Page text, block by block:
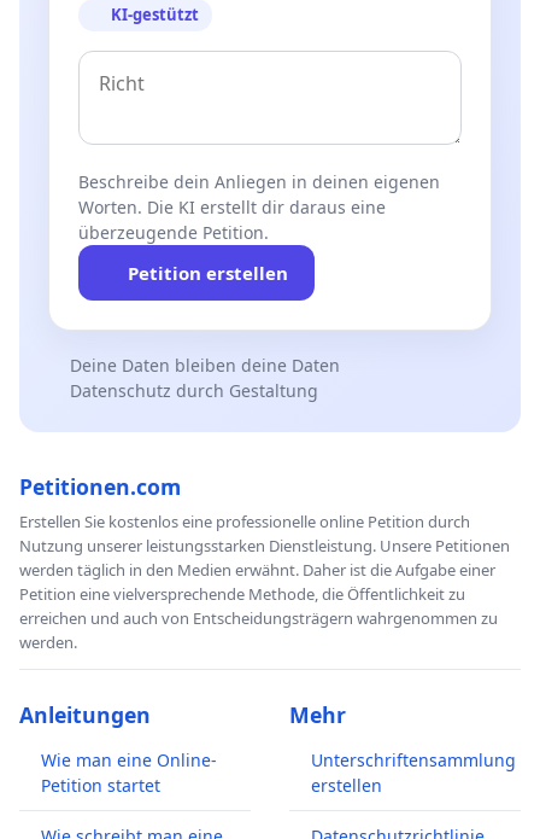
KI-gestützt
Beschreibe dein Anliegen in deinen eigenen
Worten. Die KI erstellt dir daraus eine
überzeugende Petition.
Petition erstellen
Deine Daten bleiben deine Daten
Datenschutz durch Gestaltung
Petitionen.com
Erstellen Sie kostenlos eine professionelle online Petition durch
Nutzung unserer leistungsstarken Dienstleistung. Unsere Petitionen
werden täglich in den Medien erwähnt. Daher ist die Aufgabe einer
Petition eine vielversprechende Methode, die Öffentlichkeit zu
erreichen und auch von Entscheidungsträgern wahrgenommen zu
werden.
Anleitungen
Wie man eine Online-
Petition startet
Mehr
Unterschriftensammlung
erstellen